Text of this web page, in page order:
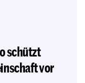
schützt
vor